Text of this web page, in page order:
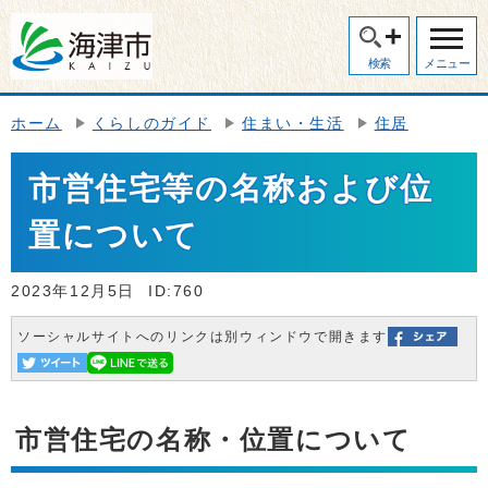
検索 メニュー
ホーム くらしのガイド 住まい・生活 住居
市営住宅等の名称および位
置について
2023年12月5日 ID:760
ソーシャルサイトへのリンクは別ウィンドウで開きます
市営住宅の名称・位置について